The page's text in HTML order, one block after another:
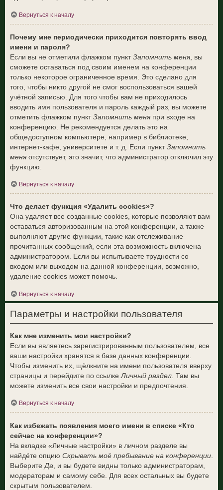
Вернуться к началу
Почему мне периодически приходится повторять ввод
имени и пароля?
Если вы не отметили флажком пунктЗапомнить меня , вы
сможете оставаться под своим именем на конференции
только некоторое ограниченное время. Это сделано для
того, чтобы никто другой не смог воспользоваться вашей
учётной записью. Для того чтобы вам не приходилось
вводить имя пользователя и пароль каждый раз, вы можете
отметить флажком пунктЗапомнить меня при входе на
конференцию. Не рекомендуется делать это на
общедоступном компьютере, например в библиотеке,
интернет-кафе, университете и т. д. Если пунктЗапомнить
меня отсутствует, это значит, что администратор отключил эту
функцию.
Вернуться к началу
Что делает функция «Удалить cookies»?
Она удаляет все созданные cookies, которые позволяют вам
оставаться авторизованным на этой конференции, а также
выполняют другие функции, такие как отслеживание
прочитанных сообщений, если эта возможность включена
администратором. Если вы испытываете трудности со
входом или выходом на данной конференции, возможно,
удаление cookies может помочь.
Вернуться к началу
Параметры и настройки пользователя
Как мне изменить мои настройки?
Если вы являетесь зарегистрированным пользователем, все
ваши настройки хранятся в базе данных конференции.
Чтобы изменить их, щёлкните на имени пользователя вверху
страницы и перейдите по ссылкеЛичный раздел. Там вы
можете изменить все свои настройки и предпочтения.
Вернуться к началу
Как избежать появления моего имени в списке «Кто
сейчас на конференции»?
На вкладке «Личные настройки» в личном разделе вы
найдёте опцию Скрывать моё пребывание на конференции
Выберите Да , и вы будете видны только администраторам,
модераторам и самому себе. Для всех остальных вы будете
скрытым пользователем.